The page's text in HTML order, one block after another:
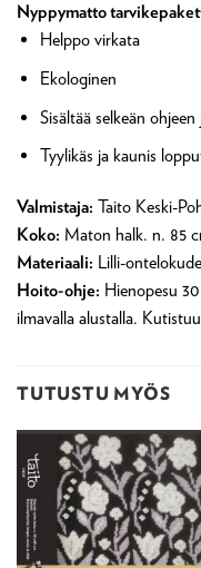
Nyppymatto
Helppo virkata
Ekologinen
Sisältää selkeän
Tyylikäs ja kaunis
Valmistaja: Taito Keski-
Koko: Maton halk. n. 85
Materiaali: Lilli-ontelokude
Hoito-ohje: Hienopesu
ilmavalla alustalla.
TUTUSTU MYÖS